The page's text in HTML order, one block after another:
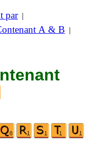
par|
A & B |